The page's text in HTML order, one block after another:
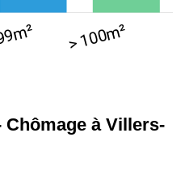
Chômage à Villers-